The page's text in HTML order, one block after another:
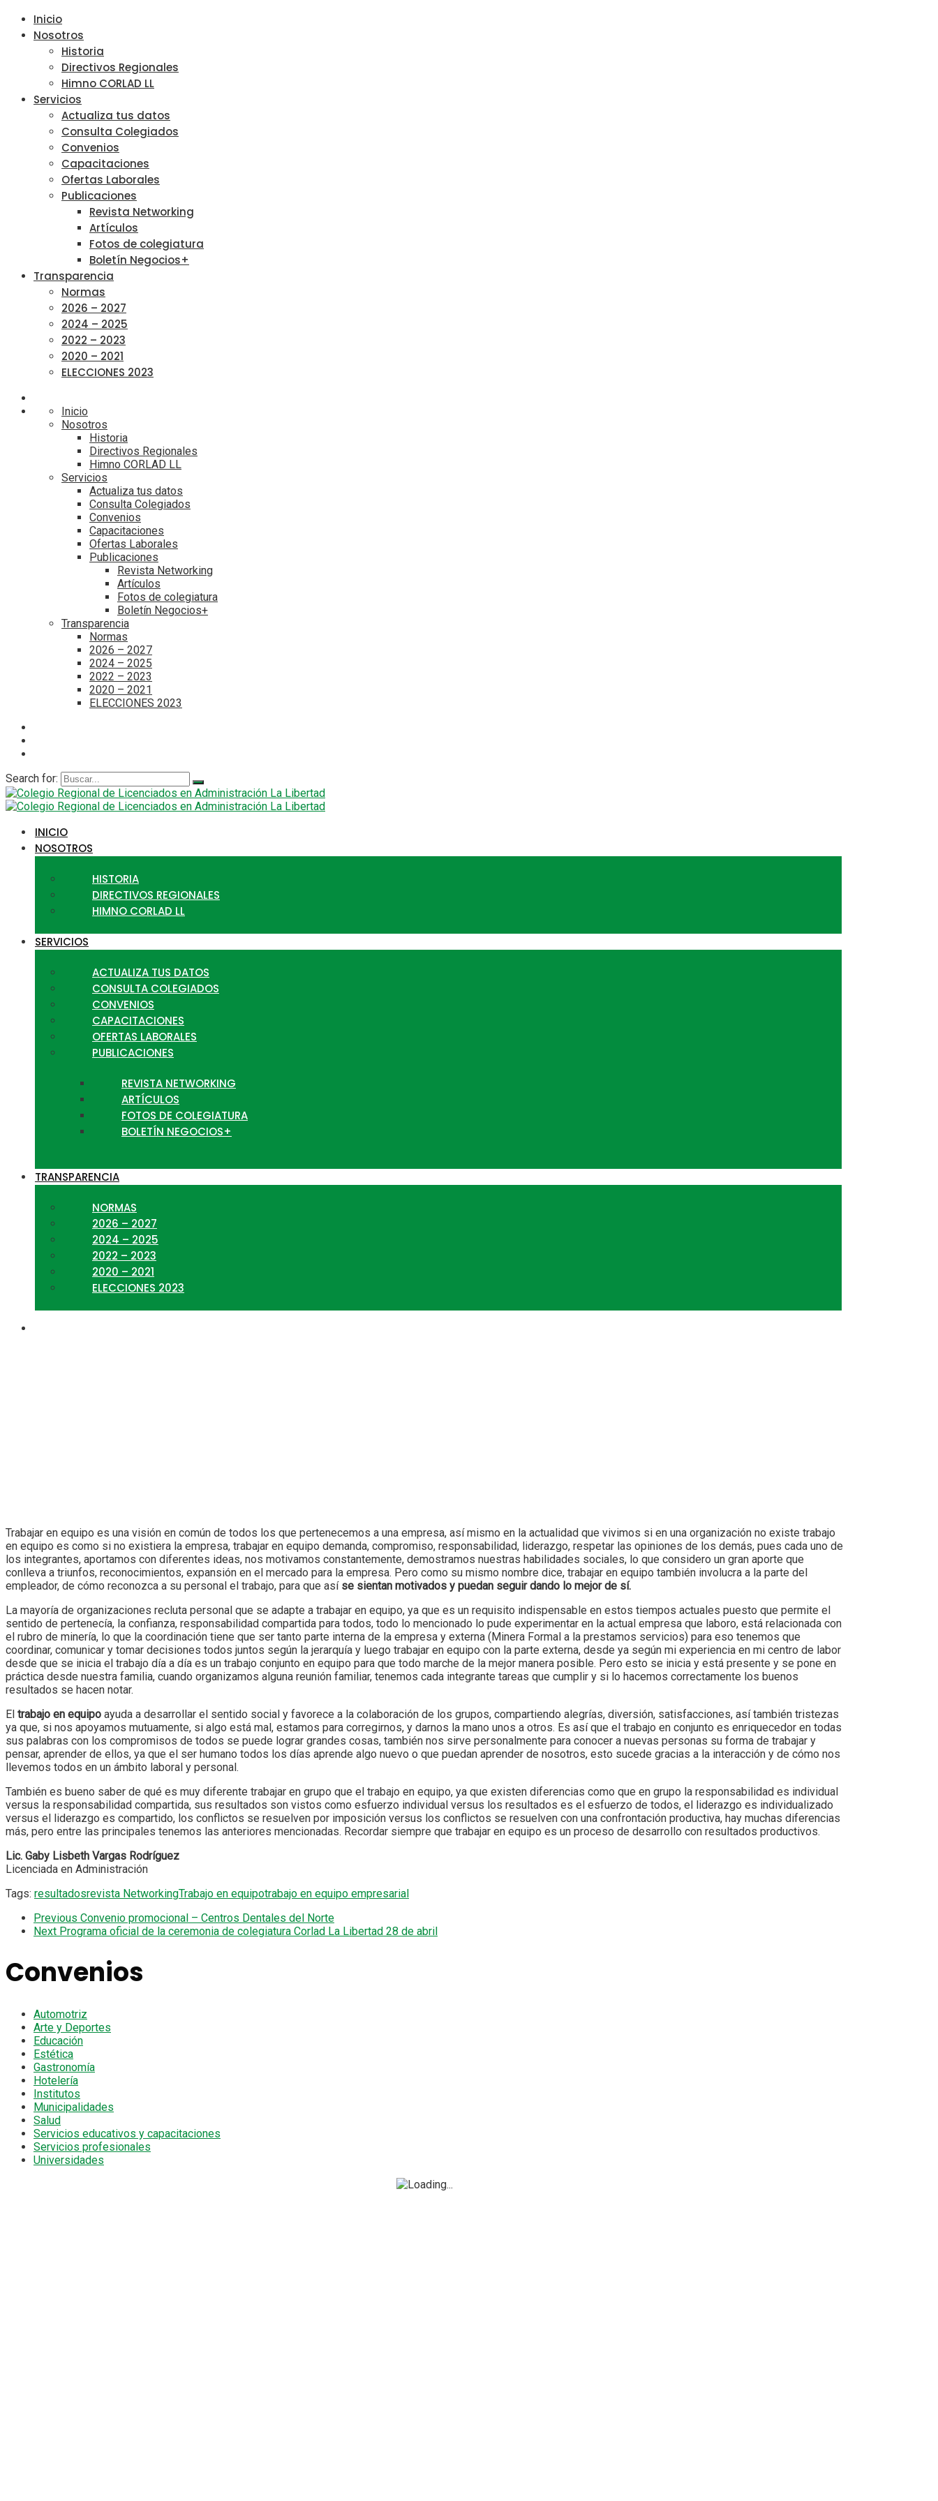
Inicio
Nosotros
Historia
Directivos Regionales
Himno CORLAD LL
Servicios
Actualiza tus datos
Consulta Colegiados
Convenios
Capacitaciones
Ofertas Laborales
Publicaciones
Revista Networking
Artículos
Fotos de colegiatura
Boletín Negocios+
Transparencia
Normas
2026 – 2027
2024 – 2025
2022 – 2023
2020 – 2021
ELECCIONES 2023
Inicio
Nosotros
Historia
Directivos Regionales
Himno CORLAD LL
Servicios
Actualiza tus datos
Consulta Colegiados
Convenios
Capacitaciones
Ofertas Laborales
Publicaciones
Revista Networking
Artículos
Fotos de colegiatura
Boletín Negocios+
Transparencia
Normas
2026 – 2027
2024 – 2025
2022 – 2023
2020 – 2021
ELECCIONES 2023
Search for:
INICIO
NOSOTROS
HISTORIA
DIRECTIVOS REGIONALES
HIMNO CORLAD LL
SERVICIOS
ACTUALIZA TUS DATOS
CONSULTA COLEGIADOS
CONVENIOS
CAPACITACIONES
OFERTAS LABORALES
PUBLICACIONES
REVISTA NETWORKING
ARTÍCULOS
FOTOS DE COLEGIATURA
BOLETÍN NEGOCIOS+
TRANSPARENCIA
NORMAS
2026 – 2027
2024 – 2025
2022 – 2023
2020 – 2021
ELECCIONES 2023
Trabajar en equipo es una visión en común de todos los que pertenecemos a una empresa, así mismo en la actualidad que vivimos si en una organización no existe trabajo
en equipo es como si no existiera la empresa, trabajar en equipo demanda, compromiso, responsabilidad, liderazgo, respetar las opiniones de los demás, pues cada uno de
los integrantes, aportamos con diferentes ideas, nos motivamos constantemente, demostramos nuestras habilidades sociales, lo que considero un gran aporte que
conlleva a triunfos, reconocimientos, expansión en el mercado para la empresa. Pero como su mismo nombre dice, trabajar en equipo también involucra a la parte del
empleador, de cómo reconozca a su personal el trabajo, para que así se sientan motivados y puedan seguir dando lo mejor de sí.
La mayoría de organizaciones recluta personal que se adapte a trabajar en equipo, ya que es un requisito indispensable en estos tiempos actuales puesto que permite el
sentido de pertenecía, la confianza, responsabilidad compartida para todos, todo lo mencionado lo pude experimentar en la actual empresa que laboro, está relacionada con
el rubro de minería, lo que la coordinación tiene que ser tanto parte interna de la empresa y externa (Minera Formal a la prestamos servicios) para eso tenemos que
coordinar, comunicar y tomar decisiones todos juntos según la jerarquía y luego trabajar en equipo con la parte externa, desde ya según mi experiencia en mi centro de labor
desde que se inicia el trabajo día a día es un trabajo conjunto en equipo para que todo marche de la mejor manera posible. Pero esto se inicia y está presente y se pone en
práctica desde nuestra familia, cuando organizamos alguna reunión familiar, tenemos cada integrante tareas que cumplir y si lo hacemos correctamente los buenos
resultados se hacen notar.
El trabajo en equipo ayuda a desarrollar el sentido social y favorece a la colaboración de los grupos, compartiendo alegrías, diversión, satisfacciones, así también tristezas
ya que, si nos apoyamos mutuamente, si algo está mal, estamos para corregirnos, y darnos la mano unos a otros. Es así que el trabajo en conjunto es enriquecedor en todas
sus palabras con los compromisos de todos se puede lograr grandes cosas, también nos sirve personalmente para conocer a nuevas personas su forma de trabajar y
pensar, aprender de ellos, ya que el ser humano todos los días aprende algo nuevo o que puedan aprender de nosotros, esto sucede gracias a la interacción y de cómo nos
llevemos todos en un ámbito laboral y personal.
También es bueno saber de qué es muy diferente trabajar en grupo que el trabajo en equipo, ya que existen diferencias como que en grupo la responsabilidad es individual
versus la responsabilidad compartida, sus resultados son vistos como esfuerzo individual versus los resultados es el esfuerzo de todos, el liderazgo es individualizado
versus el liderazgo es compartido, los conflictos se resuelven por imposición versus los conflictos se resuelven con una confrontación productiva, hay muchas diferencias
más, pero entre las principales tenemos las anteriores mencionadas. Recordar siempre que trabajar en equipo es un proceso de desarrollo con resultados productivos.
Lic. Gaby Lisbeth Vargas Rodríguez
Licenciada en Administración
Tags: resultadosrevista NetworkingTrabajo en equipotrabajo en equipo empresarial
Previous Convenio promocional – Centros Dentales del Norte
Next Programa oficial de la ceremonia de colegiatura Corlad La Libertad 28 de abril
Convenios
Automotriz
Arte y Deportes
Educación
Estética
Gastronomía
Hotelería
Institutos
Municipalidades
Salud
Servicios educativos y capacitaciones
Servicios profesionales
Universidades